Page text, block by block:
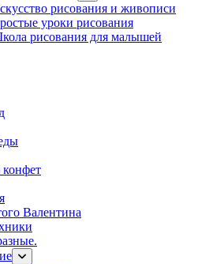
рисования и живописи
уроки рисования
рисования для малышей
Валентина